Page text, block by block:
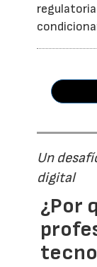
Un
digital
¿Por